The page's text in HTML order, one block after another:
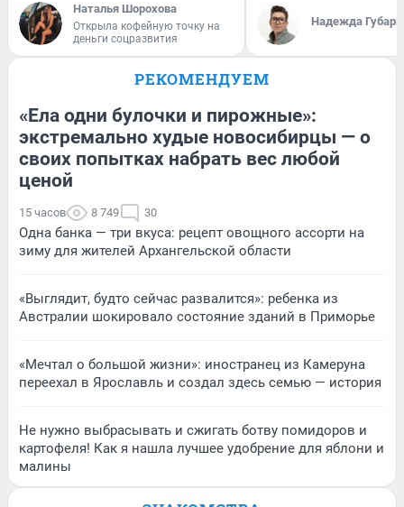
Наталья Шорохова
Открыла кофейную точку на
деньги соцразвития
Надежда Губарь
РЕКОМЕНДУЕМ
«Ела одни булочки и пирожные»:
экстремально худые новосибирцы — о
своих попытках набрать вес любой
ценой
15 часов 8 749 30
Одна банка — три вкуса: рецепт овощного ассорти на
зиму для жителей Архангельской области
«Выглядит, будто сейчас развалится»: ребенка из
Австралии шокировало состояние зданий в Приморье
«Мечтал о большой жизни»: иностранец из Камеруна
переехал в Ярославль и создал здесь семью — история
Не нужно выбрасывать и сжигать ботву помидоров и
картофеля! Как я нашла лучшее удобрение для яблони и
малины